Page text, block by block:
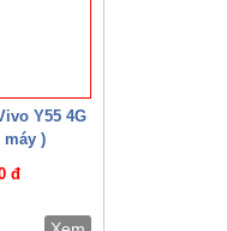
Y55 4G
máy )
đ